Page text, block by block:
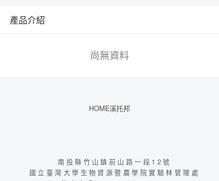
產品介紹
尚無資料
HOME溪托邦
南投縣竹山鎮前山路一段12號
國立臺灣大學生物資源暨農學院實驗林管理處